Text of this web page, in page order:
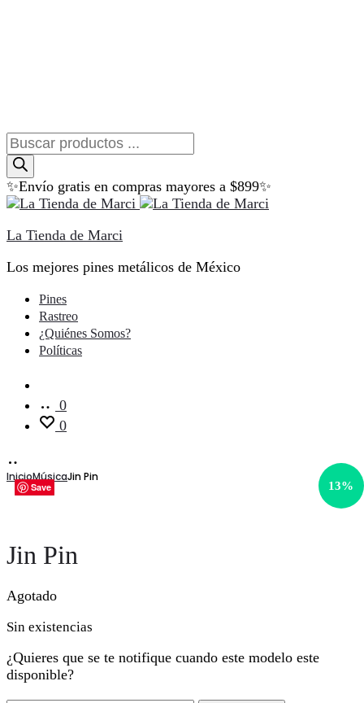
Búsqueda
de
productos
✨Envío gratis en compras mayores a $899✨
La Tienda de Marci
Los mejores pines metálicos de México
Pines
Rastreo
¿Quiénes Somos?
Políticas
0
0
InicioMúsicaJin Pin
Save
Jin Pin
Agotado
Sin existencias
¿Quieres que se te notifique cuando este modelo este
disponible?
Save
Save
Save
Save
Save 13%